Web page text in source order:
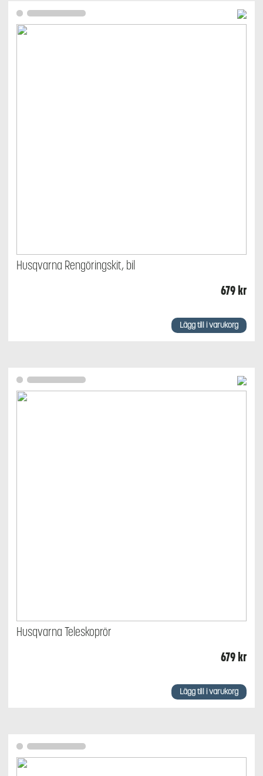
Husqvarna Rengöringskit, bil
679 kr
Lägg till i varukorg
Husqvarna Teleskoprör
679 kr
Lägg till i varukorg